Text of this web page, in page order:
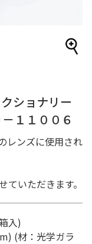
ショナリー
１１００６
レンズに使用され
いただきます。
入)
(材：光学ガラ